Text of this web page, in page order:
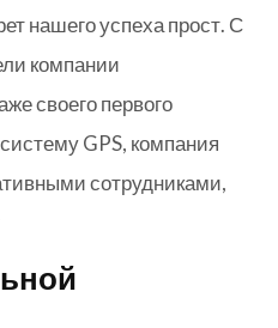
нашего успеха прост. С
компании
своего первого
GPS, компания
сотрудниками,